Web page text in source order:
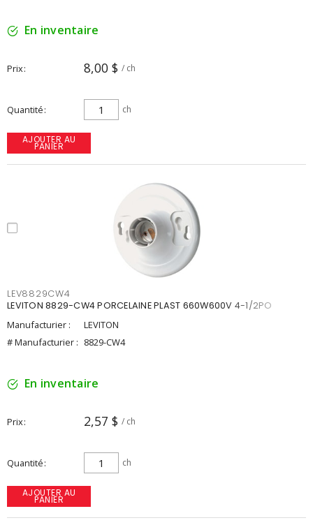
En inventaire
Prix 8,00 $ / ch
Quantité ch
AJOUTER AU
PANIER
LEV8829CW4
LEVITON 8829-CW4 PORCELAINE PLAST 660W600V 4-1/2PO
Manufacturier :
LEVITON
# Manufacturier : 8829-CW4
En inventaire
Prix 2,57 $ / ch
Quantité ch
AJOUTER AU
PANIER